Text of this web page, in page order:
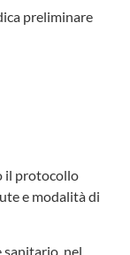
preliminare
il protocollo
e modalità di
nel